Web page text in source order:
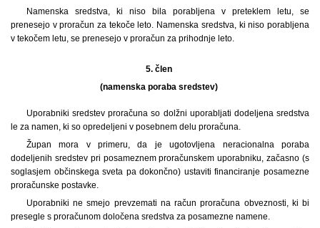
Namenska sredstva, ki niso bila porabljena v preteklem letu, se
prenesejo v proračun za tekoče leto. Namenska sredstva, ki niso porabljena
v tekočem letu, se prenesejo v proračun za prihodnje leto.
5. člen
(namenska poraba sredstev)
Uporabniki sredstev proračuna so dolžni uporabljati dodeljena sredstva
le za namen, ki so opredeljeni v posebnem delu proračuna.
Župan mora v primeru, da je ugotovljena neracionalna poraba
dodeljenih sredstev pri posameznem proračunskem uporabniku, začasno (s
soglasjem občinskega sveta pa dokončno) ustaviti financiranje posamezne
proračunske postavke.
Uporabniki ne smejo prevzemati na račun proračuna obveznosti, ki bi
presegle s proračunom določena sredstva za posamezne namene.